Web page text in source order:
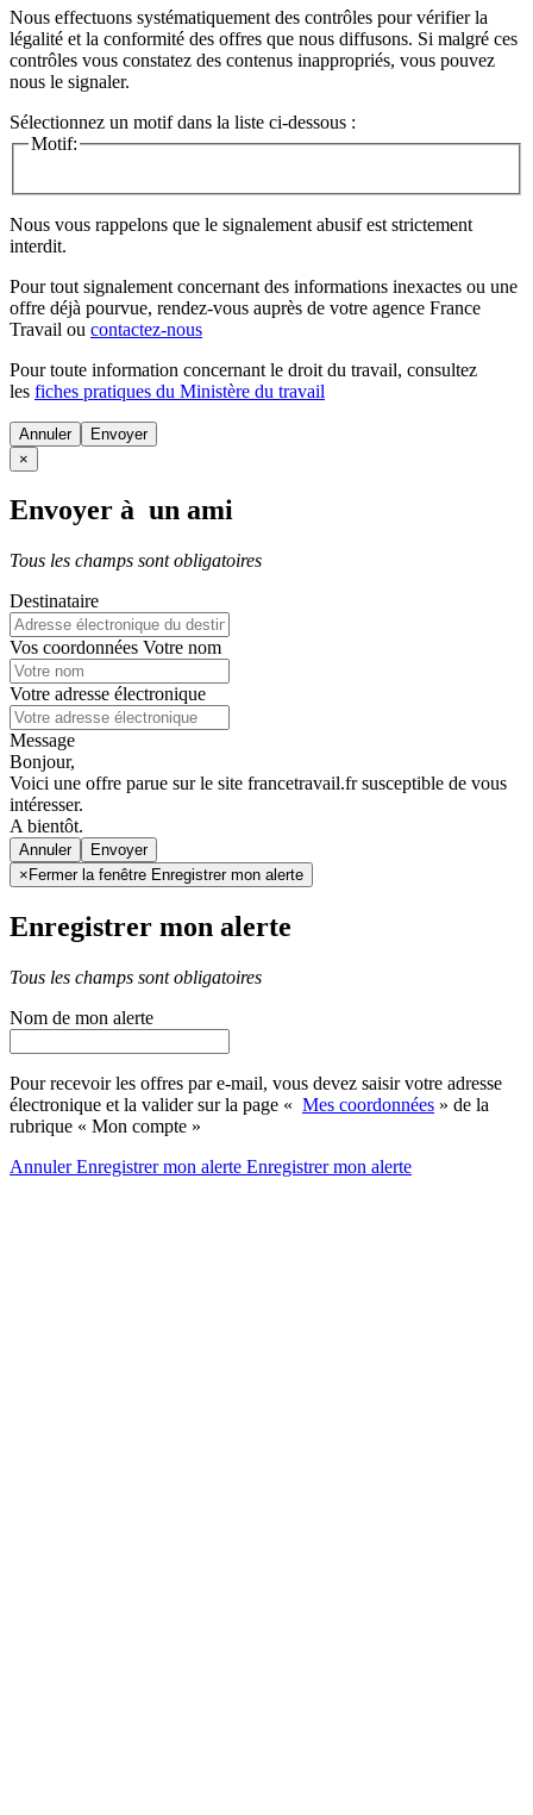
Nous effectuons systématiquement des contrôles pour vérifier la
légalité et la conformité des offres que nous diffusons. Si malgré ces
contrôles vous constatez des contenus inappropriés, vous pouvez
nous le signaler.
Sélectionnez un motif dans la liste ci-dessous :
Motif:
Nous vous rappelons que le signalement abusif est strictement
interdit.
Pour tout signalement concernant des informations inexactes ou une
offre déjà pourvue, rendez-vous auprès de votre agence France
Travail ou contactez-nous
Pour toute information concernant le droit du travail, consultez
les fiches pratiques du Ministère du travail
Annuler
×
Envoyer à un ami
Tous les champs sont obligatoires
Destinataire
Vos coordonnées Votre nom
Votre adresse électronique
Message
Bonjour,
Voici une offre parue sur le site francetravail.fr susceptible de vous
intéresser.
A bientôt.
Annuler
× Fermer la fenêtre Enregistrer mon alerte
Enregistrer mon alerte
Tous les champs sont obligatoires
Nom de mon alerte
Pour recevoir les offres par e-mail, vous devez saisir votre adresse
électronique et la valider sur la page « Mes coordonnées » de la
rubrique « Mon compte »
AnnulerEnregistrer mon alerte Enregistrermon alerte